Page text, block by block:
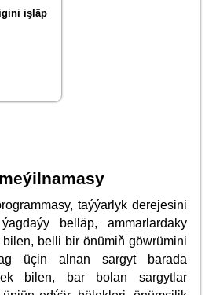
işläp
taýýarlyk derejesini
belläp, ammarlardaky
belli bir önümiň göwrümini
üçin alnan sargyt barada
bilen, bar bolan sargytlar